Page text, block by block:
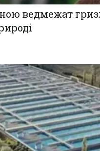
ведмежат